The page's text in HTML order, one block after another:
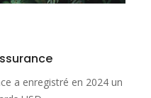
a enregistré en 2024 un